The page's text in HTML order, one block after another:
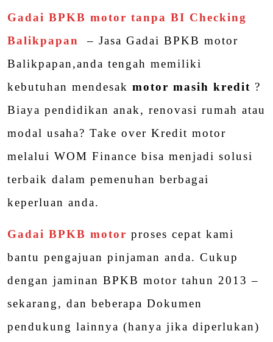
Gadai BPKB motor tanpa BI Checking
Balikpapan
– Jasa Gadai BPKB motor
Balikpapan,anda tengah memiliki
kebutuhan mendesak motor masih kredit ?
Biaya pendidikan anak, renovasi rumah atau
modal usaha? Take over Kredit motor
melalui WOM Finance bisa menjadi solusi
terbaik dalam pemenuhan berbagai
keperluan anda.
Gadai BPKB motor proses cepat kami
bantu pengajuan pinjaman anda. Cukup
dengan jaminan BPKB motor tahun 2013 –
sekarang, dan beberapa Dokumen
pendukung lainnya (hanya jika diperlukan)